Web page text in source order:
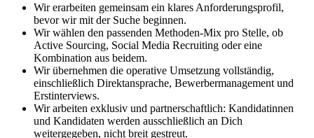
Wir erarbeiten gemeinsam ein klares Anforderungsprofil,
bevor wir mit der Suche beginnen.
Wir wählen den passenden Methoden-Mix pro Stelle, ob
Active Sourcing, Social Media Recruiting oder eine
Kombination aus beidem.
Wir übernehmen die operative Umsetzung vollständig,
einschließlich Direktansprache, Bewerbermanagement und
Erstinterviews.
Wir arbeiten exklusiv und partnerschaftlich: Kandidatinnen
und Kandidaten werden ausschließlich an Dich
weitergegeben, nicht breit gestreut.